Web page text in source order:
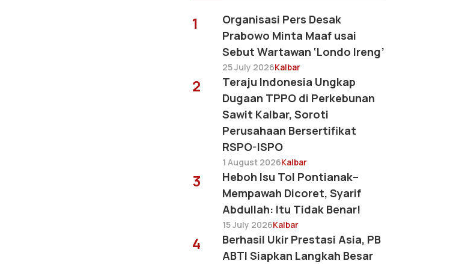
1
Organisasi Pers Desak
Prabowo Minta Maaf usai
Sebut Wartawan ‘Londo Ireng’
25 July 2026Kalbar
2
Teraju Indonesia Ungkap
Dugaan TPPO di Perkebunan
Sawit Kalbar, Soroti
Perusahaan Bersertifikat
RSPO-ISPO
1 August 2026Kalbar
3
Heboh Isu Tol Pontianak–
Mempawah Dicoret, Syarif
Abdullah: Itu Tidak Benar!
15 July 2026Kalbar
4
Berhasil Ukir Prestasi Asia, PB
ABTI Siapkan Langkah Besar